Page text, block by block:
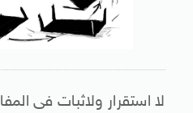
لا استقرار ولاثبات فى